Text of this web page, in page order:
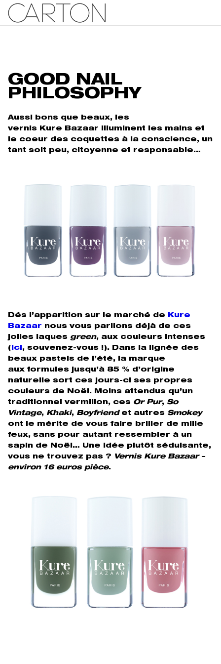
GOOD NAIL
PHILOSOPHY
Aussi bons que beaux, les
vernis Kure Bazaar illuminent les mains et
le coeur des coquettes à la conscience, un
tant soit peu, citoyenne et responsable…
Dés l’apparition sur le marché de
Kure
Bazaar nous vous parlions déjà de ces
jolies laques green, aux couleurs intenses
( ici , souvenez-vous !). Dans la lignée des
beaux pastels de l’été, la marque
aux formules jusqu’à 85 % d’origine
naturelle sort ces jours-ci ses propres
couleurs de Noël. Moins attendus qu’un
traditionnel vermillon, ces Or Pur, So
Vintage, Khaki, Boyfriend et autres Smokey
ont le mérite de vous faire briller de mille
feux, sans pour autant ressembler à un
sapin de Noël… Une idée plutôt séduisante,
vous ne trouvez pas ? Vernis Kure Bazaar –
environ 16 euros pièce.